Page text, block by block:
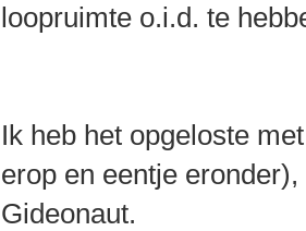
loopruimte o.i.d. te
Ik heb het opgeloste
erop en eentje
Gideonaut.